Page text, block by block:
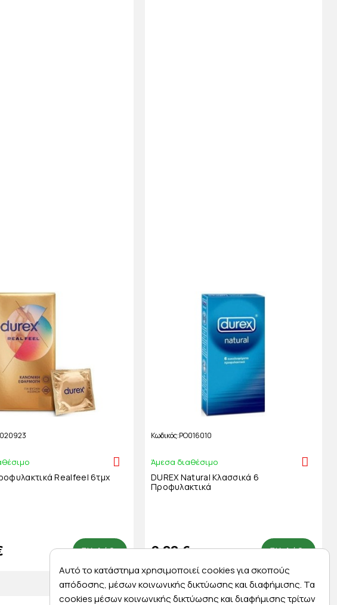
Realfeel 6τμχ
Καλάθι
Κωδικός PO016010
Άμεσα διαθέσιμο
DUREX Natural Κλασσικά 6
Προφυλακτικά
6,33 € Καλάθι
Αυτό το κατάστημα χρησιμοποιεί cookies για σκοπούς
απόδοσης, μέσων κοινωνικής δικτύωσης και διαφήμισης. Τα
cookies μέσων κοινωνικής δικτύωσης και διαφήμισης τρίτων